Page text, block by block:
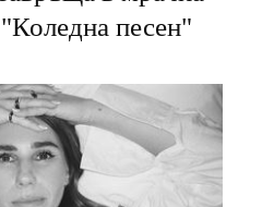
в мрачна